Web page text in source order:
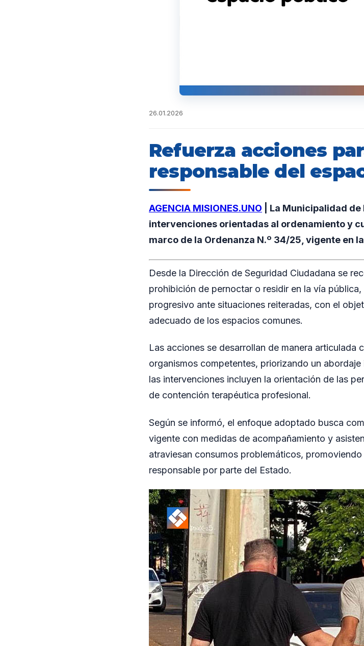
26.01.2026
Refuerza acciones
responsable del
AGENCIA MISIONES.UNO | La Municipalidad
intervenciones orientadas al ordenamiento y
marco de la Ordenanza N.º 34/25, vigente en
Desde la Dirección de Seguridad Ciudadana se
prohibición de pernoctar o residir en la vía
progresivo ante situaciones reiteradas, con el
adecuado de los espacios comunes.
Las acciones se desarrollan de manera articulada
organismos competentes, priorizando un
las intervenciones incluyen la orientación de las
de contención terapéutica profesional.
Según se informó, el enfoque adoptado busca
vigente con medidas de acompañamiento y
atraviesan consumos problemáticos,
responsable por parte del Estado.